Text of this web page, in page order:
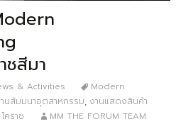
ชสีมา
& Activities
Modern
นสัมมนาอุตสาหกรรม, งานแสดงสินค้า
โคราช MM THE FORUM TEAM